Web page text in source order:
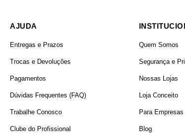
AJUDA
Entregas e Prazos
Trocas e Devoluções
Pagamentos
Dúvidas Frequentes (FAQ)
Trabalhe Conosco
Clube do Profissional
Quem Somos
Segurança e
Nossas Lojas
Loja Conceito
Para Empresas
Blog